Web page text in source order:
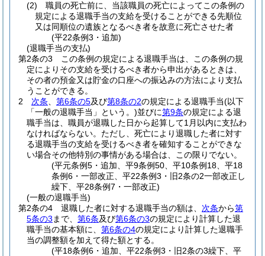
(2)
職員の死亡前に、当該職員の死亡によってこの条例の
規定による退職手当の支給を受けることができる先順位
又は同順位の遺族となるべき者を故意に死亡させた者
(平22条例3・追加)
(退職手当の支払)
第2条の3
この条例の規定による退職手当は、この条例の規
定によりその支給を受けるべき者から申出があるときは、
その者の預金又は貯金の口座への振込みの方法により支払
うことができる。
2
次条 第6条の5及び第8条の2の規定による退職手当(以下
「一般の退職手当」という。)並びに第9条の規定による退
職手当は、職員が退職した日から起算して1月以内に支払わ
なければならない。 ただし、死亡により退職した者に対す
る退職手当の支給を受けるべき者を確知することができな
い場合その他特別の事情がある場合は、この限りでない。
(平元条例5・追加、平9条例50、平10条例18、平18
条例6・一部改正、平22条例3・旧2条の2一部改正し
繰下、平28条例7・一部改正)
(一般の退職手当)
第2条の4
退職した者に対する退職手当の額は、 次条から第
5条の3 まで、 第6条及び第6条の3の規定により計算した退
職手当の基本額に、 第6条の4の規定により計算した退職手
当の調整額を加えて得た額とする。
(平18条例6・追加、平22条例3・旧2条の3繰下、平